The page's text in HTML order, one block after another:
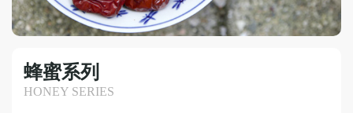
蜂蜜系列
HONEY SERIES